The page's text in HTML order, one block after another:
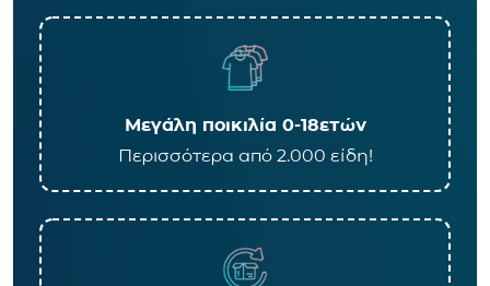
Μεγάλη ποικιλία 0-18ετών
Περισσότερα από 2.000 είδη!